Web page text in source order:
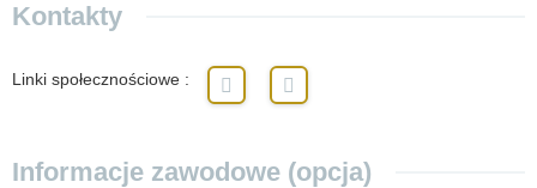
Kontakty
Linki społecznościowe :
Informacje zawodowe (opcja)